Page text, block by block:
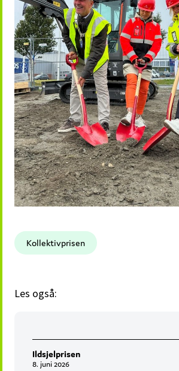
Kollektivprisen
Les også:
Ildsjelprisen
8. juni 2026